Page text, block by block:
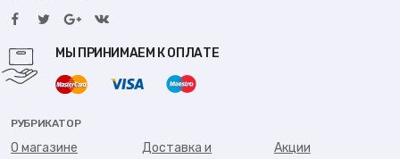
МЫ ПРИНИМАЕМ К ОПЛАТЕ
РУБРИКАТОР
О магазине
Доставка и
Акции